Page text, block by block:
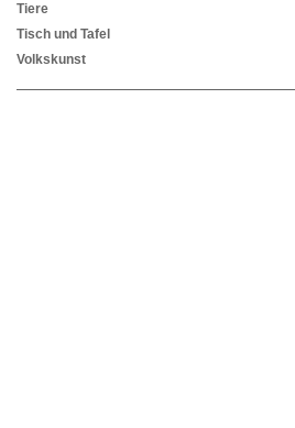
Tiere
Tisch und Tafel
Volkskunst